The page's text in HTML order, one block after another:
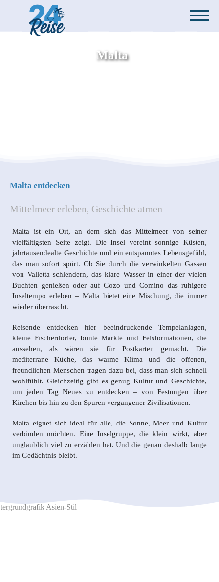
Malta
Malta entdecken
Mittelmeer erleben, Geschichte atmen
Malta ist ein Ort, an dem sich das Mittelmeer von seiner
vielfältigsten Seite zeigt. Die Insel vereint sonnige Küsten,
jahrtausendealte Geschichte und ein entspanntes Lebensgefühl,
das man sofort spürt. Ob Sie durch die verwinkelten Gassen
von Valletta schlendern, das klare Wasser in einer der vielen
Buchten genießen oder auf Gozo und Comino das ruhigere
Inseltempo erleben – Malta bietet eine Mischung, die immer
wieder überrascht.
Reisende entdecken hier beeindruckende Tempelanlagen,
kleine Fischerdörfer, bunte Märkte und Felsformationen, die
aussehen, als wären sie für Postkarten gemacht. Die
mediterrane Küche, das warme Klima und die offenen,
freundlichen Menschen tragen dazu bei, dass man sich schnell
wohlfühlt. Gleichzeitig gibt es genug Kultur und Geschichte,
um jeden Tag Neues zu entdecken – von Festungen über
Kirchen bis hin zu den Spuren vergangener Zivilisationen.
Malta eignet sich ideal für alle, die Sonne, Meer und Kultur
verbinden möchten. Eine Inselgruppe, die klein wirkt, aber
unglaublich viel zu erzählen hat. Und die genau deshalb lange
im Gedächtnis bleibt.